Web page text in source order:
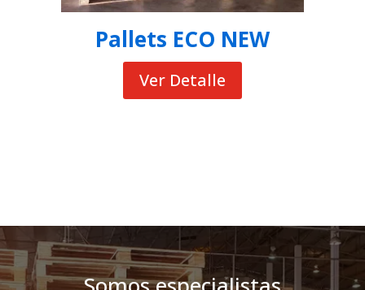
Pallets ECO NEW
Ver Detalle